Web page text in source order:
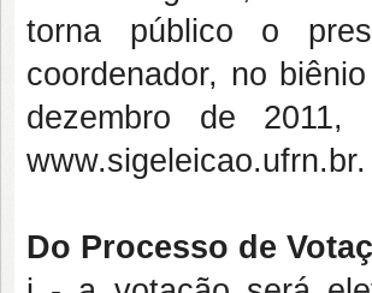
torna público o
coordenador, no
dezembro de
www.sigeleicao.ufrn.br.
Do Processo de